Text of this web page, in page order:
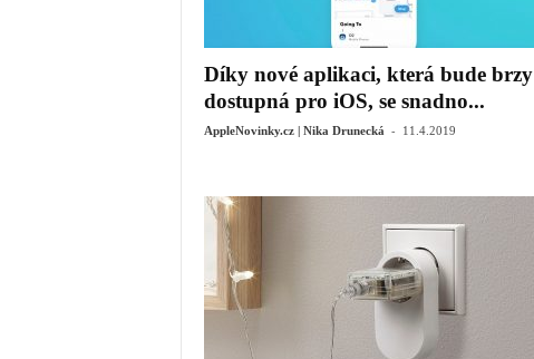
Díky nové aplikaci, která bude brzy
dostupná pro iOS, se snadno...
AppleNovinky.cz | Nika Drunecká - 11.4.2019